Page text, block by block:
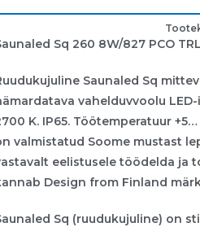
Sq 260 8W/827 PCO TRL
Saunaled Sq
vahelduvvoolu
K. IP65. Töötemperatuur
valmistatud Soome mustast
eelistusele töödelda ja
Design from Finland
Sq (ruudukujuline) on